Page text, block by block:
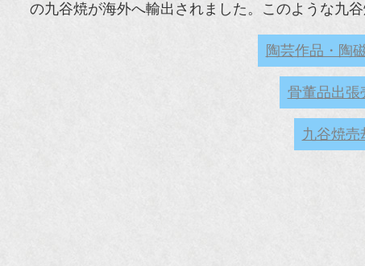
の九谷焼が海外へ輸出されました。このような九谷
陶芸作品・陶
骨董品出張
九谷焼売